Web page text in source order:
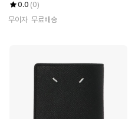
0.0 (0)
무이자 무료배송